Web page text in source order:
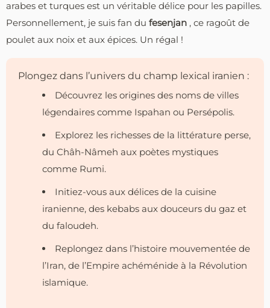
arabes et turques est un véritable délice pour les papilles.
Personnellement, je suis fan du fesenjan , ce ragoût de
poulet aux noix et aux épices. Un régal !
Plongez dans l’univers du champ lexical iranien :
Découvrez les origines des noms de villes
légendaires comme Ispahan ou Persépolis.
Explorez les richesses de la littérature perse,
du Châh-Nâmeh aux poètes mystiques
comme Rumi.
Initiez-vous aux délices de la cuisine
iranienne, des kebabs aux douceurs du gaz et
du faloudeh.
Replongez dans l’histoire mouvementée de
l’Iran, de l’Empire achéménide à la Révolution
islamique.